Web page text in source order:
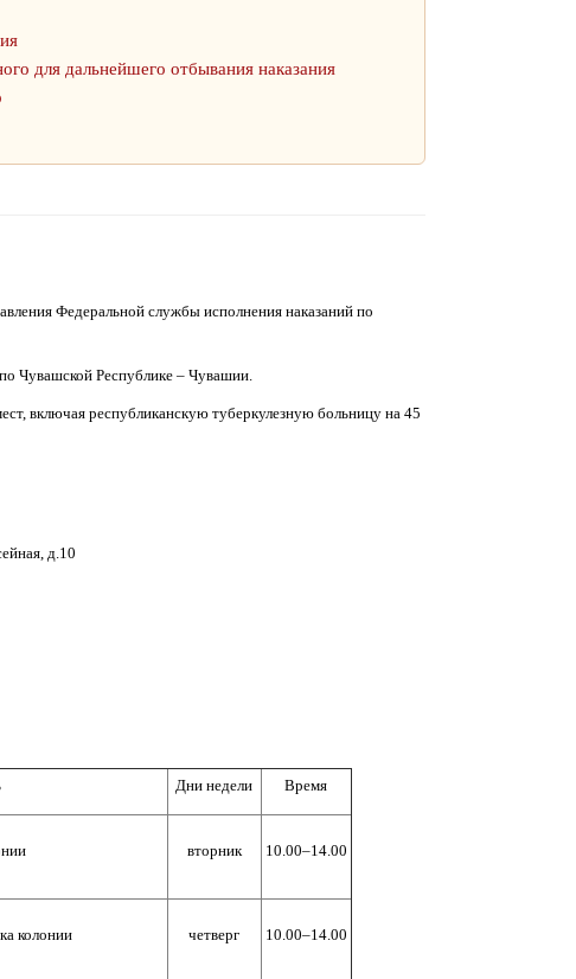
для дальнейшего отбывания наказания
Федеральной службы исполнения наказаний по
Чувашской Республике – Чувашии.
включая республиканскую туберкулезную больницу на 45
д.10
Дни недели Время
вторник 10.00–14.00
колонии четверг 10.00–14.00